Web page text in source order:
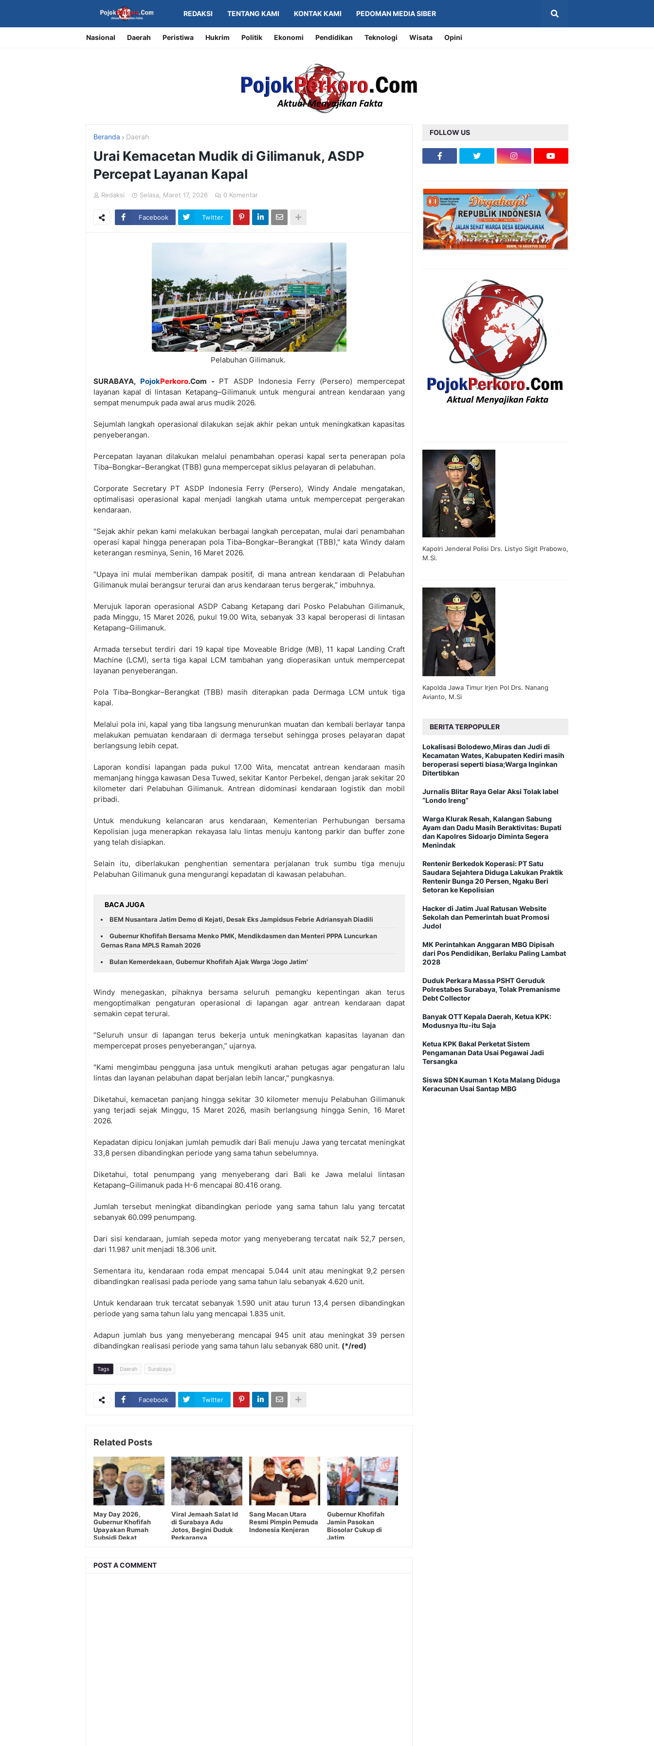
REDAKSI TENTANG KAMI KONTAK KAMI PEDOMAN MEDIA SIBER
Nasional Daerah Peristiwa Hukrim Politik Ekonomi Pendidikan Teknologi Wisata Opini
Beranda Daerah
Urai Kemacetan Mudik di Gilimanuk, ASDP
Percepat Layanan Kapal
Redaksi Selasa, Maret 17, 2026 0 Komentar
Facebook Twitter
Pelabuhan Gilimanuk.
SURABAYA, PojokPerkoro.Com - PT ASDP Indonesia Ferry (Persero) mempercepat
layanan kapal di lintasan Ketapang–Gilimanuk untuk mengurai antrean kendaraan yang
sempat menumpuk pada awal arus mudik 2026.
Sejumlah langkah operasional dilakukan sejak akhir pekan untuk meningkatkan kapasitas
penyeberangan.
Percepatan layanan dilakukan melalui penambahan operasi kapal serta penerapan pola
Tiba–Bongkar–Berangkat (TBB) guna mempercepat siklus pelayaran di pelabuhan.
Corporate Secretary PT ASDP Indonesia Ferry (Persero), Windy Andale mengatakan,
optimalisasi operasional kapal menjadi langkah utama untuk mempercepat pergerakan
kendaraan.
"Sejak akhir pekan kami melakukan berbagai langkah percepatan, mulai dari penambahan
operasi kapal hingga penerapan pola Tiba–Bongkar–Berangkat (TBB)," kata Windy dalam
keterangan resminya, Senin, 16 Maret 2026.
"Upaya ini mulai memberikan dampak positif, di mana antrean kendaraan di Pelabuhan
Gilimanuk mulai berangsur terurai dan arus kendaraan terus bergerak,” imbuhnya.
Merujuk laporan operasional ASDP Cabang Ketapang dari Posko Pelabuhan Gilimanuk,
pada Minggu, 15 Maret 2026, pukul 19.00 Wita, sebanyak 33 kapal beroperasi di lintasan
Ketapang–Gilimanuk.
Armada tersebut terdiri dari 19 kapal tipe Moveable Bridge (MB), 11 kapal Landing Craft
Machine (LCM), serta tiga kapal LCM tambahan yang dioperasikan untuk mempercepat
layanan penyeberangan.
Pola Tiba–Bongkar–Berangkat (TBB) masih diterapkan pada Dermaga LCM untuk tiga
kapal.
Melalui pola ini, kapal yang tiba langsung menurunkan muatan dan kembali berlayar tanpa
melakukan pemuatan kendaraan di dermaga tersebut sehingga proses pelayaran dapat
berlangsung lebih cepat.
Laporan kondisi lapangan pada pukul 17.00 Wita, mencatat antrean kendaraan masih
memanjang hingga kawasan Desa Tuwed, sekitar Kantor Perbekel, dengan jarak sekitar 20
kilometer dari Pelabuhan Gilimanuk. Antrean didominasi kendaraan logistik dan mobil
pribadi.
Untuk mendukung kelancaran arus kendaraan, Kementerian Perhubungan bersama
Kepolisian juga menerapkan rekayasa lalu lintas menuju kantong parkir dan buffer zone
yang telah disiapkan.
Selain itu, diberlakukan penghentian sementara perjalanan truk sumbu tiga menuju
Pelabuhan Gilimanuk guna mengurangi kepadatan di kawasan pelabuhan.
BACA JUGA
BEM Nusantara Jatim Demo di Kejati, Desak Eks Jampidsus Febrie Adriansyah Diadili
Gubernur Khofifah Bersama Menko PMK, Mendikdasmen dan Menteri PPPA Luncurkan
Gernas Rana MPLS Ramah 2026
Bulan Kemerdekaan, Gubernur Khofifah Ajak Warga 'Jogo Jatim'
Windy menegaskan, pihaknya bersama seluruh pemangku kepentingan akan terus
mengoptimalkan pengaturan operasional di lapangan agar antrean kendaraan dapat
semakin cepat terurai.
“Seluruh unsur di lapangan terus bekerja untuk meningkatkan kapasitas layanan dan
mempercepat proses penyeberangan,” ujarnya.
"Kami mengimbau pengguna jasa untuk mengikuti arahan petugas agar pengaturan lalu
lintas dan layanan pelabuhan dapat berjalan lebih lancar," pungkasnya.
Diketahui, kemacetan panjang hingga sekitar 30 kilometer menuju Pelabuhan Gilimanuk
yang terjadi sejak Minggu, 15 Maret 2026, masih berlangsung hingga Senin, 16 Maret
2026.
Kepadatan dipicu lonjakan jumlah pemudik dari Bali menuju Jawa yang tercatat meningkat
33,8 persen dibandingkan periode yang sama tahun sebelumnya.
Diketahui, total penumpang yang menyeberang dari Bali ke Jawa melalui lintasan
Ketapang–Gilimanuk pada H-6 mencapai 80.416 orang.
Jumlah tersebut meningkat dibandingkan periode yang sama tahun lalu yang tercatat
sebanyak 60.099 penumpang.
Dari sisi kendaraan, jumlah sepeda motor yang menyeberang tercatat naik 52,7 persen,
dari 11.987 unit menjadi 18.306 unit.
Sementara itu, kendaraan roda empat mencapai 5.044 unit atau meningkat 9,2 persen
dibandingkan realisasi pada periode yang sama tahun lalu sebanyak 4.620 unit.
Untuk kendaraan truk tercatat sebanyak 1.590 unit atau turun 13,4 persen dibandingkan
periode yang sama tahun lalu yang mencapai 1.835 unit.
Adapun jumlah bus yang menyeberang mencapai 945 unit atau meningkat 39 persen
dibandingkan realisasi periode yang sama tahun lalu sebanyak 680 unit. (*/red)
Tags Daerah Surabaya
Facebook Twitter
Related Posts
May Day 2026,
Gubernur Khofifah
Upayakan Rumah
Subsidi Dekat
Viral Jemaah Salat Id
di Surabaya Adu
Jotos, Begini Duduk
Perkaranya
Sang Macan Utara
Resmi Pimpin Pemuda
Indonesia Kenjeran
Gubernur Khofifah
Jamin Pasokan
Biosolar Cukup di
Jatim
POST A COMMENT
FOLLOW US
Kapolri Jenderal Polisi Drs. Listyo Sigit Prabowo,
M.Si.
Kapolda Jawa Timur Irjen Pol Drs. Nanang
Avianto, M.Si
BERITA TERPOPULER
Lokalisasi Bolodewo,Miras dan Judi di
Kecamatan Wates, Kabupaten Kediri masih
beroperasi seperti biasa;Warga Inginkan
Ditertibkan
Jurnalis Blitar Raya Gelar Aksi Tolak label
“Londo Ireng”
Warga Klurak Resah, Kalangan Sabung
Ayam dan Dadu Masih Beraktivitas: Bupati
dan Kapolres Sidoarjo Diminta Segera
Menindak
Rentenir Berkedok Koperasi: PT Satu
Saudara Sejahtera Diduga Lakukan Praktik
Rentenir Bunga 20 Persen, Ngaku Beri
Setoran ke Kepolisian
Hacker di Jatim Jual Ratusan Website
Sekolah dan Pemerintah buat Promosi
Judol
MK Perintahkan Anggaran MBG Dipisah
dari Pos Pendidikan, Berlaku Paling Lambat
2028
Duduk Perkara Massa PSHT Geruduk
Polrestabes Surabaya, Tolak Premanisme
Debt Collector
Banyak OTT Kepala Daerah, Ketua KPK:
Modusnya Itu-itu Saja
Ketua KPK Bakal Perketat Sistem
Pengamanan Data Usai Pegawai Jadi
Tersangka
Siswa SDN Kauman 1 Kota Malang Diduga
Keracunan Usai Santap MBG